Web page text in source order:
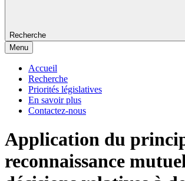
Recherche
Menu
Accueil
Recherche
Priorités législatives
En savoir plus
Contactez-nous
Application du
reconnaissance